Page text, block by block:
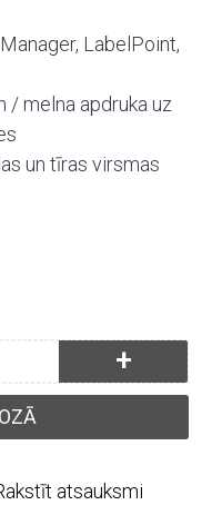
LabelPoint,
/ melna apdruka uz
un tīras virsmas
+
atsauksmi